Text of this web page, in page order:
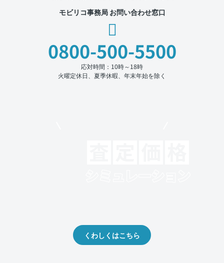
モビリコ事務局 お問い合わせ窓口
0800-500-5500
応対時間：10時～18時
火曜定休日、夏季休暇、年末年始を除く
くわしくはこちら